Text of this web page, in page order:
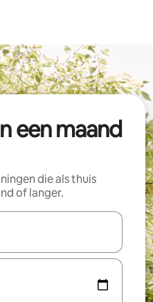
een maand
die als thuis
of langer.
zijn, maak je een